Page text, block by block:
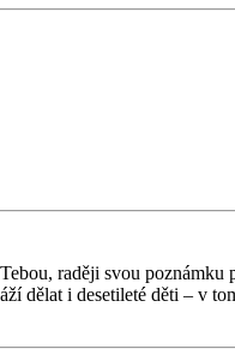
raději svou
i desetileté děti – v